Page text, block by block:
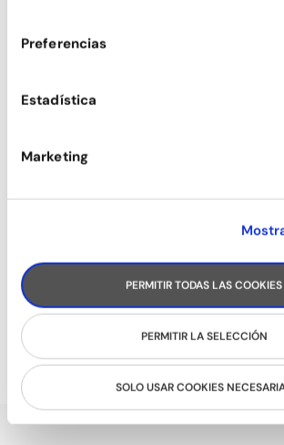
Preferencias
Estadística
Marketing
PERMITIR TODAS LAS COOKIES
PERMITIR LA SELECCIÓN
SOLO USAR COOKIES